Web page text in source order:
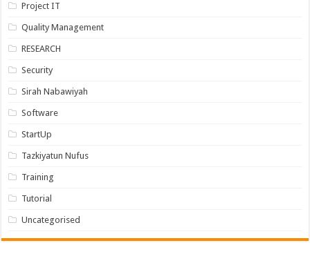
Project IT
Quality Management
RESEARCH
Security
Sirah Nabawiyah
Software
StartUp
Tazkiyatun Nufus
Training
Tutorial
Uncategorised